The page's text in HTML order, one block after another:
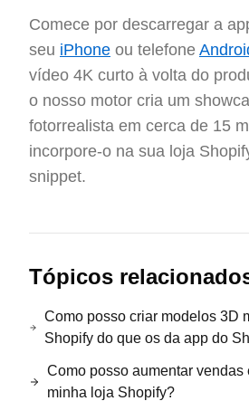
Comece por descarregar a
seu iPhone ou telefone
vídeo 4K curto à volta do
o nosso motor cria um
fotorrealista em cerca de 15
incorpore-o na sua loja
snippet.
Tópicos
Como posso criar modelos 3D
Shopify do que os da app do
Como posso aumentar vendas
minha loja Shopify?